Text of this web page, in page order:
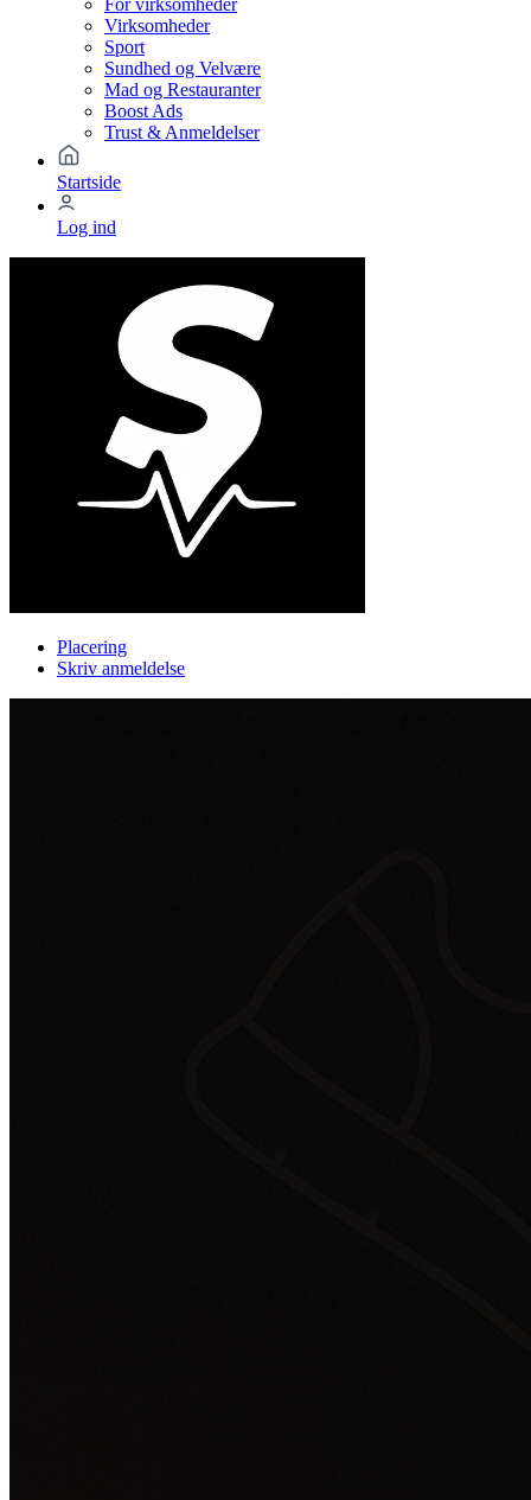
For virksomheder
Virksomheder
Sport
Sundhed og Velvære
Mad og Restauranter
Boost Ads
Trust & Anmeldelser
Startside
Log ind
Placering
Skriv anmeldelse